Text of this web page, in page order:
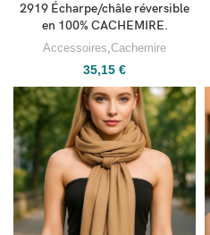
2919 Écharpe/châle réversible
en 100% CACHEMIRE.
Accessoires,Cachemire
35,15 €